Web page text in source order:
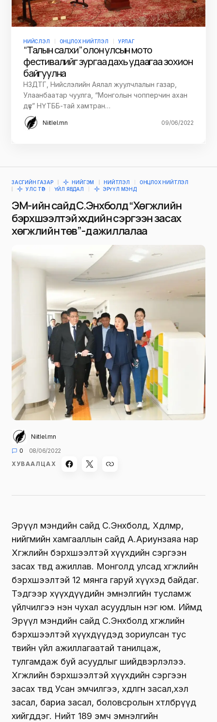
НИЙСЛЭЛ ОНЦЛОХ НИЙТЛЭЛ УРЛАГ
“Талын салхи” олон улсын мото
фестивалийг зургаа дахь удаагаа зохион
байгуулна
НЗДТГ, Нийслэлийн Аялал жуулчлалын газар,
Улаанбаатар чуулга, “Монголын чопперчин ахан
дүүс” НҮТББ-тай хамтран…
Niitlel.mn 09/06/2022
ЗАСГИЙН ГАЗАР НИЙГЭМ НИЙТЛЭЛ
ОНЦЛОХ НИЙТЛЭЛ
УЛС ТӨР
ҮЙЛ ЯВДАЛ ЭРҮҮЛ МЭНД
ЭМ-ийн сайд С.Энхболд “Хөгжлийн
бэрхшээлтэй хүүхдийн сэргээн засах
хөгжлийн төв”-д ажиллалаа
Niitlel.mn
0
08/06/2022
ХУВААЛЦАХ
Эрүүл мэндийн сайд С.Энхболд, Хөдөлмөр,
нийгмийн хамгааллын сайд А.Ариунзаяа нар
Хөгжлийн бэрхшээлтэй хүүхдийн сэргээн
засах төвд ажиллав. Монголд улсад хөгжлийн
бэрхшээлтэй 12 мянга гаруй хүүхэд байдаг.
Тэдгээр хүүхдүүдийн эмнэлгийн тусламж
үйлчилгээ нэн чухал асуудлын нэг юм. Иймд
Эрүүл мэндийн сайд С.Энхболд хөгжлийн
бэрхшээлтэй хүүхдүүдэд зориулсан тус
төвийн үйл ажиллагаатай танилцаж,
тулгамдаж буй асуудлыг шийдвэрлэлээ.
Хөгжлийн бэрхшээлтэй хүүхдийн сэргээн
засах төвд Усан эмчилгээ, хөдөлгөөн засал,хэл
засал, бариа засал, боловсролын хөтөлбөрүүд
хийгддэг. Нийт 189 эмч эмнэлгийн